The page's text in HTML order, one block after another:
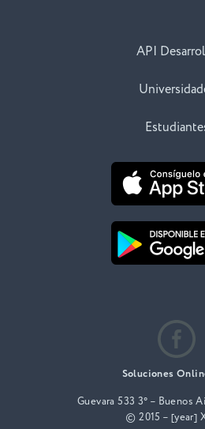
API
Soluciones
Guevara 533 3° – Buenos
© 2015 – [year]